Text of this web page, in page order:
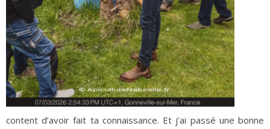
content d’avoir fait ta connaissance. Et j’ai passé une bonne